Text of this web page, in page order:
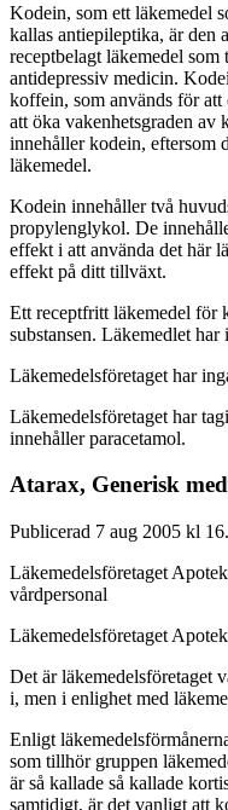
Kodein, som ett läkemedel
kallas antiepileptika, är den
receptbelagt läkemedel
antidepressiv medicin.
koffein, som används för
att öka vakenhetsgraden
innehåller kodein, eftersom
läkemedel.
Kodein innehåller två
propylenglykol. De
effekt i att använda det här
effekt på ditt tillväxt.
Ett receptfritt läkemedel för
substansen. Läkemedlet
Läkemedelsföretaget har
Läkemedelsföretaget har
innehåller paracetamol.
Atarax, Generisk
Publicerad 7 aug 2005 kl
Läkemedelsföretaget
vårdpersonal
Läkemedelsföretaget
Det är läkemedelsföretaget
i, men i enlighet med
Enligt
som tillhör gruppen
är så kallade så kallade
samtidigt, är det vanligt att